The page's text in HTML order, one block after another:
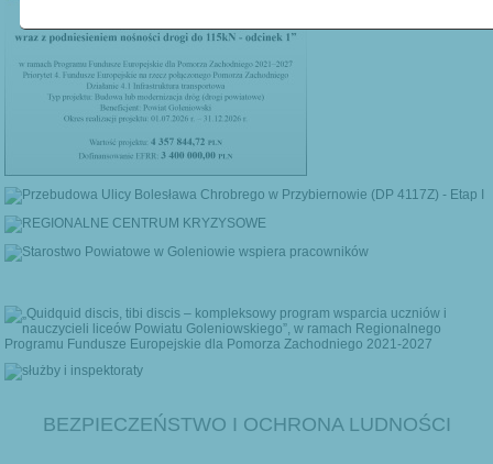
BEZPIECZEŃSTWO I OCHRONA LUDNOŚCI